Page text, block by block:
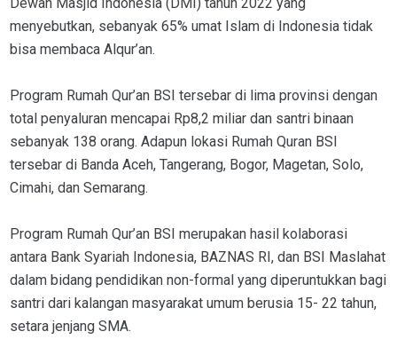
menyebutkan, sebanyak 65% umat Islam di Indonesia tidak
bisa membaca Alqur’an.
Program Rumah Qur’an BSI tersebar di lima provinsi dengan
total penyaluran mencapai Rp8,2 miliar dan santri binaan
sebanyak 138 orang. Adapun lokasi Rumah Quran BSI
tersebar di Banda Aceh, Tangerang, Bogor, Magetan, Solo,
Cimahi, dan Semarang.
Program Rumah Qur’an BSI merupakan hasil kolaborasi
antara Bank Syariah Indonesia, BAZNAS RI, dan BSI Maslahat
dalam bidang pendidikan non-formal yang diperuntukkan bagi
santri dari kalangan masyarakat umum berusia 15- 22 tahun,
setara jenjang SMA.